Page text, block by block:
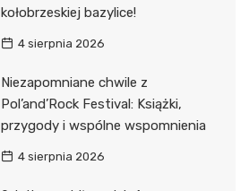
kołobrzeskiej bazylice!
4 sierpnia 2026
Niezapomniane chwile z
Pol’and’Rock Festival: Książki,
przygody i wspólne wspomnienia
4 sierpnia 2026